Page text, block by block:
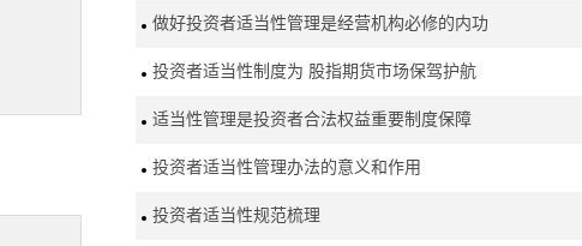
做好投资者适当性管理是经营机构必修的内功
投资者适当性制度为 股指期货市场保驾护航
适当性管理是投资者合法权益重要制度保障
投资者适当性管理办法的意义和作用
投资者适当性规范梳理